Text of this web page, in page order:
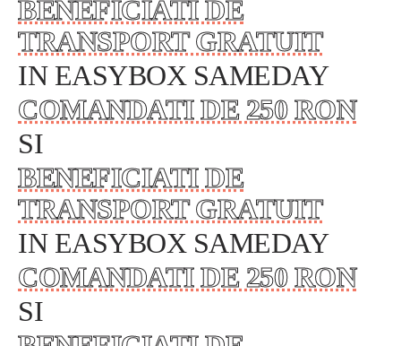
BENEFICIATI DE
TRANSPORT GRATUIT
IN EASYBOX SAMEDAY
COMANDATI DE 250 RON
SI
BENEFICIATI DE
TRANSPORT GRATUIT
IN EASYBOX SAMEDAY
COMANDATI DE 250 RON
SI